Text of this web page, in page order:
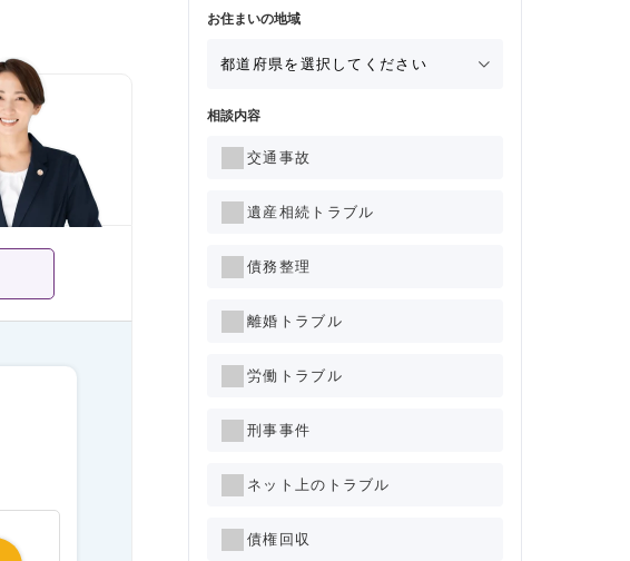
お住まいの地域
相談内容
交通事故
遺産相続トラブル
債務整理
離婚トラブル
労働トラブル
刑事事件
ネット上のトラブル
債権回収